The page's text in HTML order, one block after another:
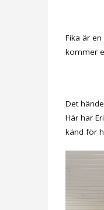
Fika är
kommer
Det
Här har
känd för